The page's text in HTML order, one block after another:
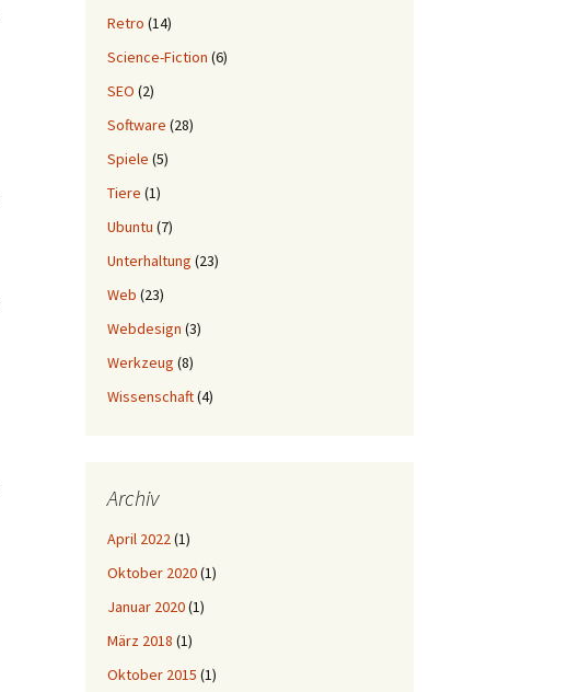
Retro (14)
Science-Fiction (6)
SEO (2)
Software (28)
Spiele (5)
Tiere (1)
Ubuntu (7)
Unterhaltung (23)
Web (23)
Webdesign (3)
Werkzeug (8)
Wissenschaft(4)
Archiv
April 2022(1)
Oktober 2020(1)
Januar 2020(1)
März 2018 (1)
Oktober 2015 (1)